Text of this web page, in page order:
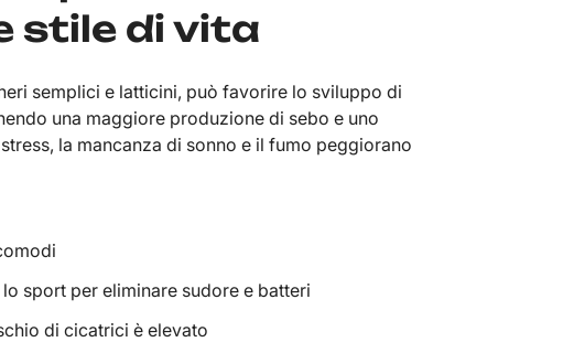
stile di vita
semplici e latticini, può favorire lo sviluppo di
una maggiore produzione di sebo e uno
la mancanza di sonno e il fumo peggiorano
sport per eliminare sudore e batteri
di cicatrici è elevato